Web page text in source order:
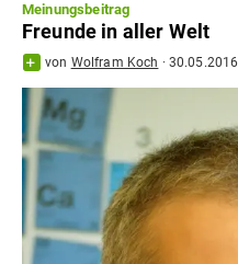
Meinungsbeitrag
Freunde in aller Welt
von Wolfram Koch · 30.05.2016